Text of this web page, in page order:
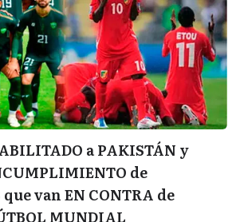
a PAKISTÁN y
de
van EN CONTRA de
MUNDIAL